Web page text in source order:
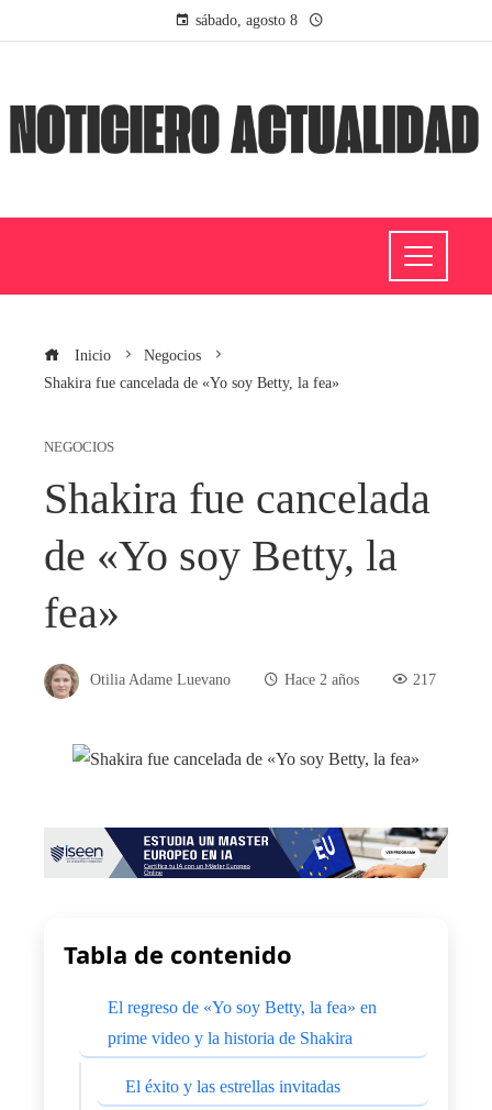
sábado, agosto 8
Inicio
Negocios
Shakira fue cancelada de «Yo soy Betty, la fea»
NEGOCIOS
Shakira fue cancelada
de «Yo soy Betty, la
fea»
Otilia Adame Luevano Hace 2 años 217
Tabla de contenido
El regreso de «Yo soy Betty, la fea» en
prime video y la historia de Shakira
El éxito y las estrellas invitadas